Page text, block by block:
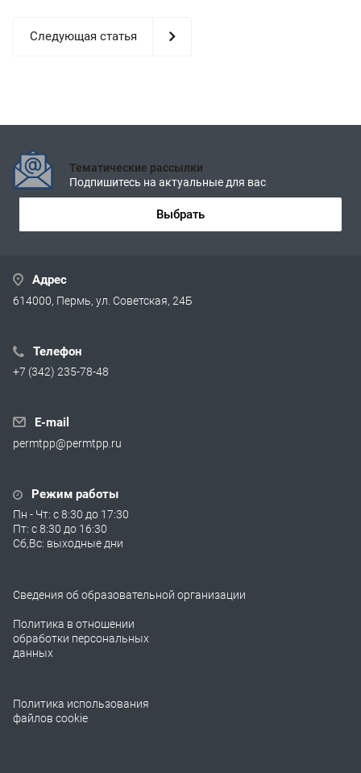
Следующая статья
Тематические рассылки
Подпишитесь на актуальные для вас
Выбрать
Адрес
614000, Пермь, ул. Советская, 24Б
Телефон
+7 (342) 235-78-48
E-mail
permtpp@permtpp.ru
Режим работы
Пн - Чт: с 8:30 до 17:30
Пт: с 8:30 до 16:30
Сб,Вс: выходные дни
Сведения об образовательной организации
Политика в отношении
обработки персональных
данных
Политика использования
файлов cookie